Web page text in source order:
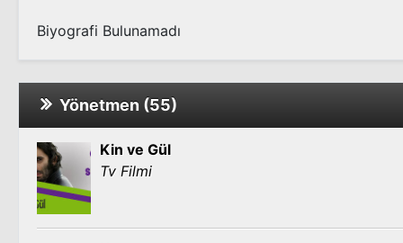
Biyografi Bulunamadı
Yönetmen (55)
Kin ve Gül
Tv Filmi